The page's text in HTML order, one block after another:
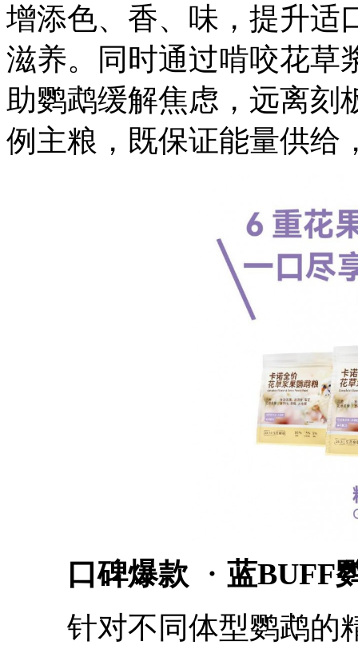
增添色、香、味，提升适
滋养。同时通过啃咬花草
助鹦鹉缓解焦虑，远离刻
例主粮，既保证能量供给
口碑爆款 ・ 蓝BUFF
针对不同体型鹦鹉的